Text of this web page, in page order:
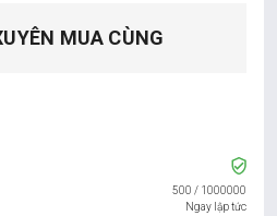
MUA CÙNG
500 / 1000000
Ngay lập tức